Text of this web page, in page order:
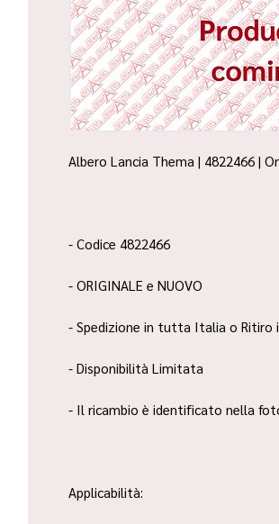
Albero Lancia Thema | 4822466 |
- Codice 4822466
- ORIGINALE e NUOVO
- Spedizione in tutta Italia o Ritiro
- Disponibilità Limitata
- Il ricambio è identificato nella
Applicabilità: